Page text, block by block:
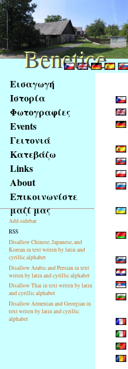
obsah
stránky
Klávesové
zkratky
tomto
webu
základní
Hlavní
strana
Εισαγωγή
Ιστορία
Φωτογραφίες
Events
Γειτονιά
Κατεβάζω
Links
About
Επικοινωνίστε
μαζί μας
Add sidebar
RSS
Disallow Chinese, Japanese, and
Korean in text writen by latin and
cyrillic alphabet
Disallow Arabic and Persian in text
writen by latin and cyrillic alphabet
Disallow Thai in text writen by latin
and cyrillic alphabet
Disallow Armenian and Georgian in
text writen by latin and cyrillic
alphabet
Benetice
Benetice